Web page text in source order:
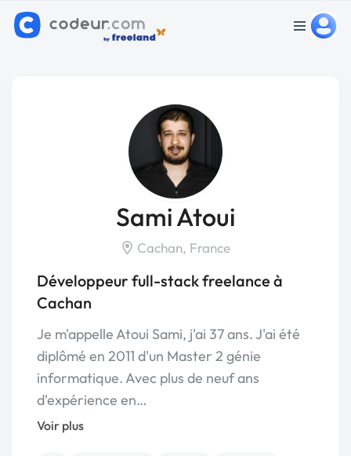
Sami Atoui
Cachan, France
Développeur full-stack freelance à
Cachan
Je m'appelle Atoui Sami, j'ai 37 ans. J'ai été
diplômé en 2011 d'un Master 2 génie
informatique. Avec plus de neuf ans
d'expérience en…
Voir plus